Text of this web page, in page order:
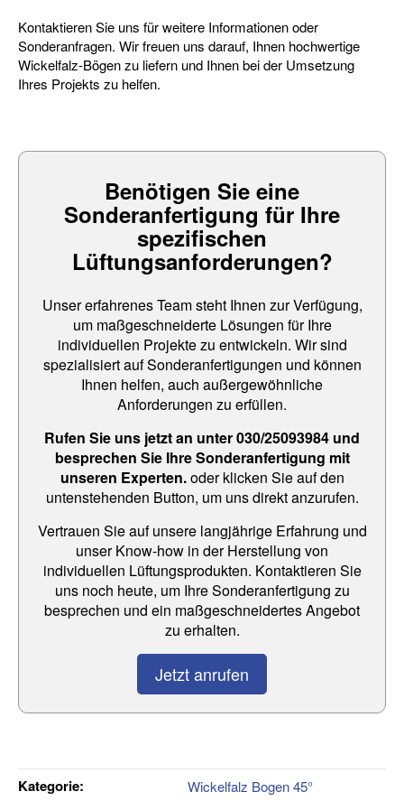
Kontaktieren Sie uns für weitere Informationen oder
Sonderanfragen. Wir freuen uns darauf, Ihnen hochwertige
Wickelfalz-Bögen zu liefern und Ihnen bei der Umsetzung
Ihres Projekts zu helfen.
Benötigen Sie eine
Sonderanfertigung für Ihre
spezifischen
Lüftungsanforderungen?
Unser erfahrenes Team steht Ihnen zur Verfügung,
um maßgeschneiderte Lösungen für Ihre
individuellen Projekte zu entwickeln. Wir sind
spezialisiert auf Sonderanfertigungen und können
Ihnen helfen, auch außergewöhnliche
Anforderungen zu erfüllen.
Rufen Sie uns jetzt an unter 030/25093984 und
besprechen Sie Ihre Sonderanfertigung mit
unseren Experten.oder klicken Sie auf den
untenstehenden Button, um uns direkt anzurufen.
Vertrauen Sie auf unsere langjährige Erfahrung und
unser Know-how in der Herstellung von
individuellen Lüftungsprodukten. Kontaktieren Sie
uns noch heute, um Ihre Sonderanfertigung zu
besprechen und ein maßgeschneidertes Angebot
zu erhalten.
Jetzt anrufen
Kategorie: Wickelfalz Bogen 45°